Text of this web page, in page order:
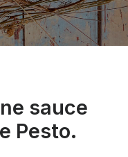
sauce
Pesto.